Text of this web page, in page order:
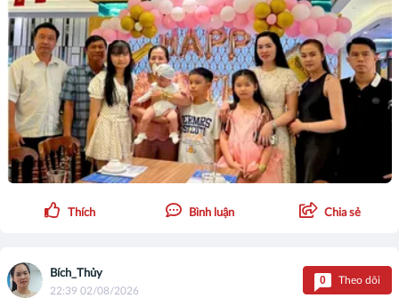
Thích Bình luận Chia sẻ
Bích_Thủy
22:39 02/08/2026
0 Theo dõi